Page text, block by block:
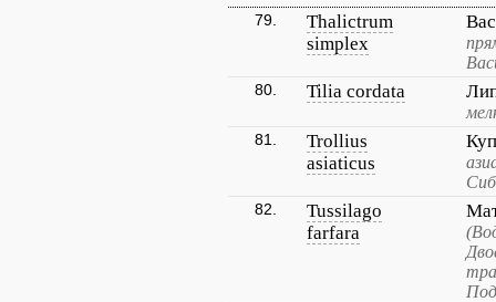
79.
Thalictrum
simplex
80. Tilia cordata
81.
Trollius
asiaticus
82.
Tussilago
farfara